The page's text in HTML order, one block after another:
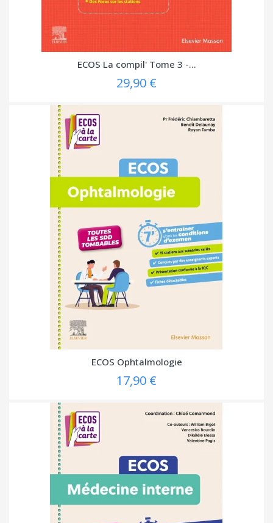
ECOS La compil' Tome 3 -...
29,90 €
ECOS Ophtalmologie
17,90 €